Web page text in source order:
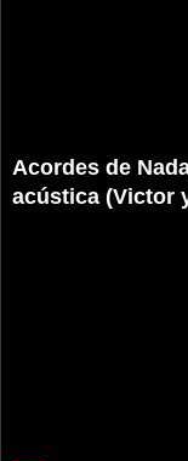
Acordes de
acústica (Victor